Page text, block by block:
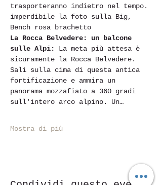
trasporteranno indietro nel tempo.
imperdibile la foto sulla Big,
Bench rosa brachetto
La Rocca Belvedere: un balcone
sulle Alpi:
La meta più attesa è
sicuramente la Rocca Belvedere.
Sali sulla cima di questa antica
fortificazione e ammira un
panorama mozzafiato a 360 gradi
sull'intero arco alpino. Un…
Mostra di più